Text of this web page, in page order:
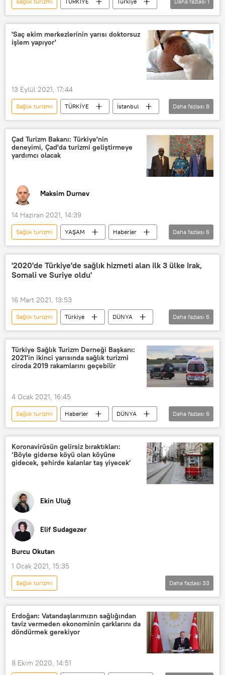
Vize
'Saç ekim merkezlerinin yarısı doktorsuz
işlem yapıyor'
13 Eylül 2021, 17:44
Sağlık turizmi TÜRKİYE
İstanbul
Bağcılar
Ölüm
Estetik
Tıp
Cinayet
işlem
saç ekimi
Merkez
Daha fazlası 8
Çad Turizm Bakanı: Türkiye'nin
deneyimi, Çad'da turizmi geliştirmeye
yardımcı olacak
Maksim Durnev
14 Haziran 2021, 14:39
Sağlık turizmi YAŞAM
Haberler
TÜRKİYE
Turizm
Çad
bodrum
Tedavi GÖRÜŞ
Daha fazlası 6
'2020'de Türkiye'de sağlık hizmeti alan ilk 3 ülke Irak,
Somali ve Suriye oldu'
16 Mart 2021, 13:53
Sağlık turizmi Türkiye
DÜNYA
Haberler
YAŞAM
TÜRKİYE
Irak
Somali Suriye
Daha fazlası 6
Türkiye Sağlık Turizm Derneği Başkanı:
2021'in ikinci yarısında sağlık turizmi
ciroda 2019 rakamlarını geçebilir
4 Ocak 2021, 16:45
Sağlık turizmi Haberler
DÜNYA
Türkiye
EKONOMİ
ciro
Hasta
Servet Terziler
Daha fazlası 6
Koronavirüsün gelirsiz bıraktıkları:
‘Böyle giderse köyü olan köyüne
gidecek, şehirde kalanlar taş yiyecek’
Ekin Uluğ
Elif Sudagezer
Burcu Okutan
1 Ocak 2021, 15:35
Sağlık turizmi
Koronavirüs toplumsal hayatı nasıl değiştirdi?
GÖRÜŞ
Türkiye
DÜNYA
Haberler
POLİTİKA
Koronavirüs
Kovid-19
Daha fazlası 33
Erdoğan: Vatandaşlarımızın sağlığından
taviz vermeden ekonominin çarklarını da
döndürmek gerekiyor
8 Ekim 2020, 14:51